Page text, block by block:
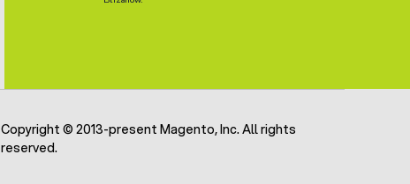
Copyright © 2013-present Magento, Inc. All rights
reserved.